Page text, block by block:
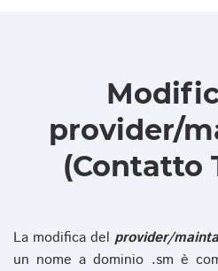
provider/
(Contatto
La modifica del provider/
un nome a dominio .sm è